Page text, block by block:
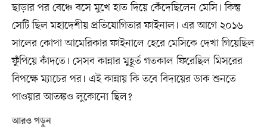
ছাড়ার পর বেঞ্চে বসে মুখে হাত দিয়ে কেঁদেছিলেন মেসি। কিন্তু
সেটি ছিল মহাদেশীয় প্রতিযোগিতার ফাইনাল। এর আগে ২০১৬
সালের কোপা আমেরিকার ফাইনালে হেরে মেসিকে দেখা গিয়েছিল
ফুঁপিয়ে কাঁদতে। সেসব কান্নার মুহূর্ত গতকাল ফিরেছিল মিসরের
বিপক্ষে ম্যাচের পর। এই কান্নায় কি তবে বিদায়ের ডাক শুনতে
পাওয়ার আতঙ্কও লুকোনো ছিল?
আরও পড়ুন